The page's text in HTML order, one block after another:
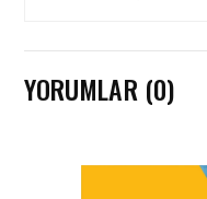
YORUMLAR (0)